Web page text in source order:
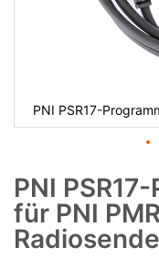
PNI PSR17-
PNI
für PNI